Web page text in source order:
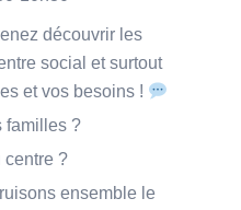
découvrir les
social et surtout
et vos besoins !
familles ?
centre ?
ensemble le